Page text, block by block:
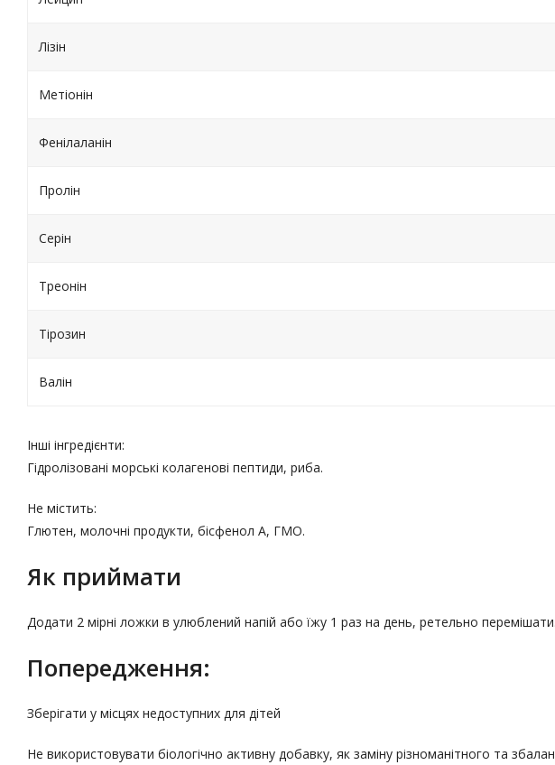
Лізін
Метіонін
Фенілаланін
Пролін
Серін
Треонін
Тірозин
Валін
Інші інгредієнти:
Гідролізовані морські колагенові пептиди, риба.
Не містить:
Глютен, молочні продукти, бісфенол А, ГМО.
Як приймати
Додати 2 мірні ложки в улюблений напій або їжу 1 раз на день, ретельно перемішати.
Попередження:
Зберігати у місцях недоступних для дітей
Не використовувати біологічно активну добавку, як заміну різноманітного та